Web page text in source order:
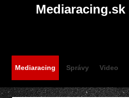
Mediaracing.sk
Mediaracing Správy Video